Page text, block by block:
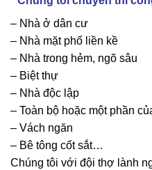
– Nhà ở dân cư
– Nhà mặt phố liền kề
– Nhà trong hẻm, ngõ sâu
– Biệt thự
– Nhà độc lập
– Toàn bộ hoặc một phần
– Vách ngăn
– Bê tông cốt sắt…
Chúng tôi với đội thợ lành